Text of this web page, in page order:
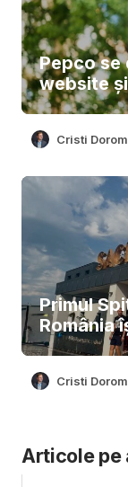
Pepco se
website
Cristi
Primul
România
Cristi
Articole pe